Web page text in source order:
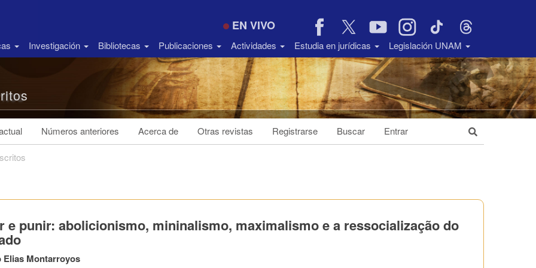
EN VIVO
Investigación Bibliotecas Publicaciones Actividades Estudia en jurídicas Legislación UNAM
Números anteriores Acerca de Otras revistas Registrarse Buscar Entrar
e punir: abolicionismo, mininalismo, maximalismo e a ressocialização do
Elias Montarroyos